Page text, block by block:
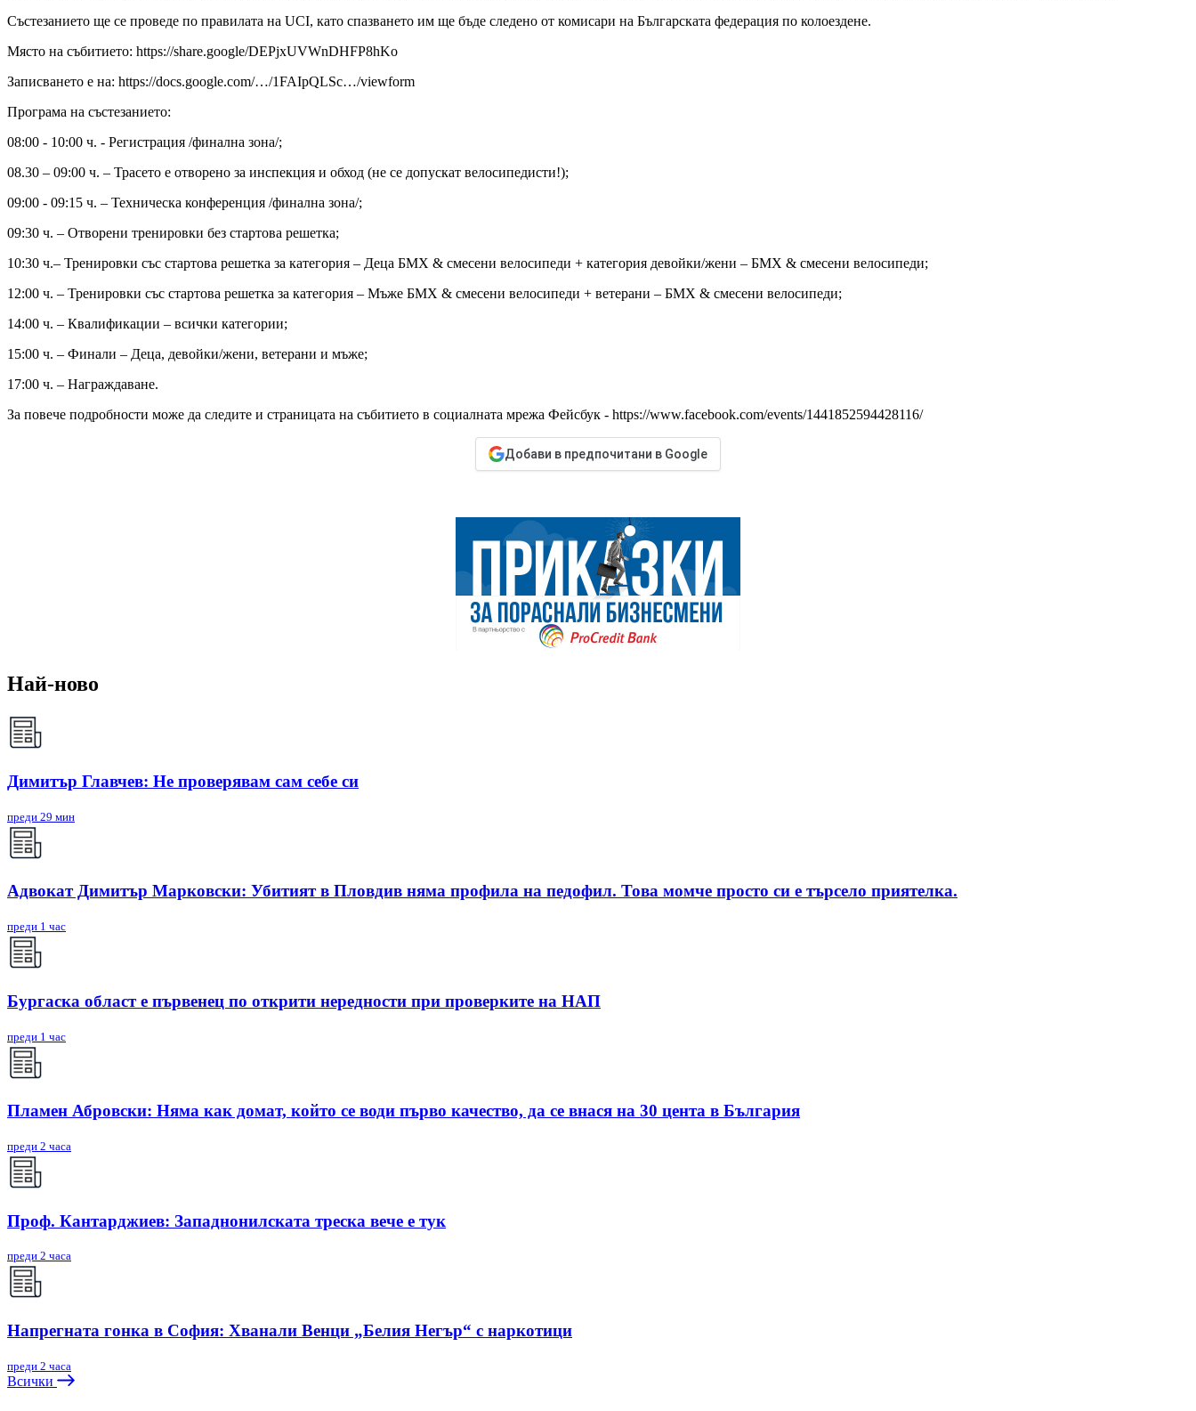
Състезанието ще се проведе по правилата на UCI, като спазването им ще бъде следено от комисари на Българската федерация по колоездене.
Място на събитието: https://share.google/DEPjxUVWnDHFP8hKo
Записването е на: https://docs.google.com/…/1FAIpQLSc…/viewform
Програма на състезанието:
08:00 - 10:00 ч. - Регистрация /финална зона/;
08.30 – 09:00 ч. – Трасето е отворено за инспекция и обход (не се допускат велосипедисти!);
09:00 - 09:15 ч. – Техническа конференция /финална зона/;
09:30 ч. – Отворени тренировки без стартова решетка;
10:30 ч.– Тренировки със стартова решетка за категория – Деца БМХ & смесени велосипеди + категория девойки/жени – БМХ & смесени велосипеди;
12:00 ч. – Тренировки със стартова решетка за категория – Мъже БМХ & смесени велосипеди + ветерани – БМХ & смесени велосипеди;
14:00 ч. – Квалификации – всички категории;
15:00 ч. – Финали – Деца, девойки/жени, ветерани и мъже;
17:00 ч. – Награждаване.
За повече подробности може да следите и страницата на събитието в социалната мрежа Фейсбук - https://www.facebook.com/events/1441852594428116/
Добави в предпочитани в Google
Най-ново
Димитър Главчев: Не проверявам сам себе си
преди 29 мин
Адвокат Димитър Марковски: Убитият в Пловдив няма профила на педофил. Това момче просто си е търсело приятелка.
преди 1 час
Бургаска област е първенец по открити нередности при проверките на НАП
преди 1 час
Пламен Абровски: Няма как домат, който се води първо качество, да се внася на 30 цента в България
преди 2 часа
Проф. Кантарджиев: Западнонилската треска вече е тук
преди 2 часа
Напрегната гонка в София: Хванали Венци „Белия Негър“ с наркотици
преди 2 часа
Всички